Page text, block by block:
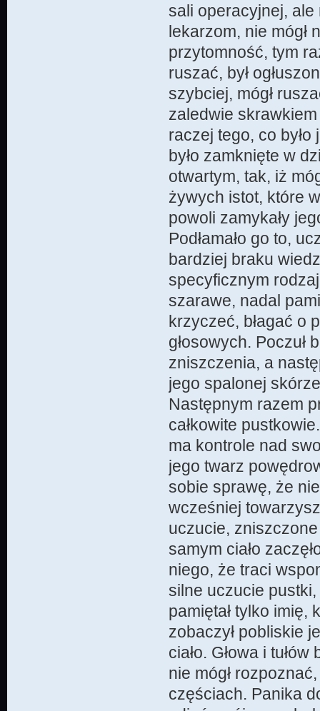
sali operacyjnej, ale
lekarzom, nie mógł
przytomność, tym
ruszać, był
szybciej, mógł
zaledwie skrawkiem
raczej tego, co było
było zamknięte w
otwartym, tak, iż
żywych istot, które
powoli zamykały
Podłamało go to,
bardziej braku
specyficznym
szarawe, nadal
krzyczeć, błagać o
głosowych. Poczuł
zniszczenia, a
jego spalonej
Następnym razem
całkowite
ma kontrole nad
jego twarz
sobie sprawę, że
wcześniej
uczucie,
samym ciało
niego, że traci
silne uczucie pustki,
pamiętał tylko imię,
zobaczył pobliskie
ciało. Głowa i
nie mógł
częściach. Panika